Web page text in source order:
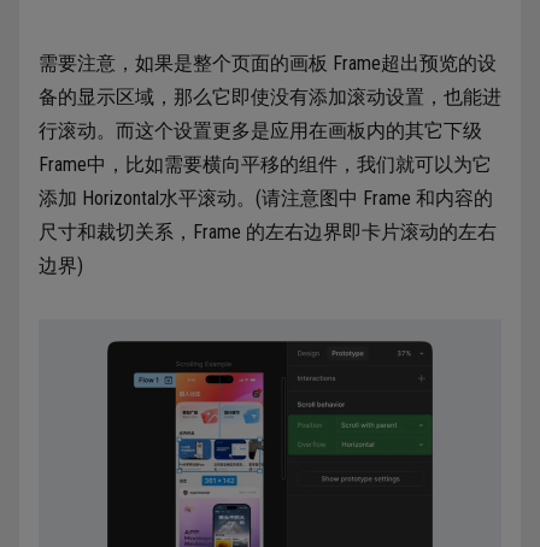
需要注意，如果是整个页面的画板 Frame超出预览的设
备的显示区域，那么它即使没有添加滚动设置，也能进
行滚动。而这个设置更多是应用在画板内的其它下级
Frame中，比如需要横向平移的组件，我们就可以为它
添加 Horizontal水平滚动。(请注意图中 Frame 和内容的
尺寸和裁切关系，Frame 的左右边界即卡片滚动的左右
边界)